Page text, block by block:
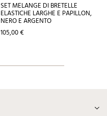
SET MELANGE DI BRETELLE
ELASTICHE LARGHE E PAPILLON,
NERO E ARGENTO
Prezzo
105,00 €